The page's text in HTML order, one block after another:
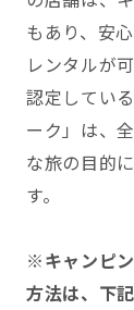
もあり、安
レンタルが
認定してい
ーク」は、
な旅の目的
す。
※キャンピ
方法は、下